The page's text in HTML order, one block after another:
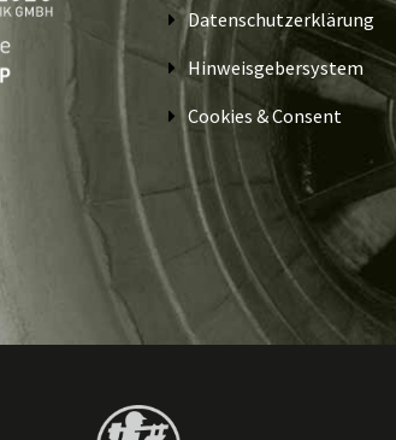
Datenschutzerklärung
Hinweisgebersystem
Cookies & Consent